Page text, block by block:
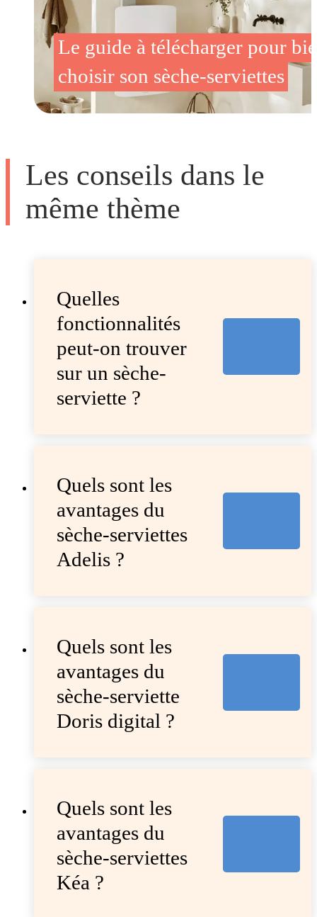
Le guide à télécharger pour
choisir son sèche-serviettes
Les conseils dans le
même thème
Quelles
fonctionnalités
peut-on trouver
sur un sèche-
serviette ?
Quels sont les
avantages du
sèche-serviettes
Adelis ?
Quels sont les
avantages du
sèche-serviette
Doris digital ?
Quels sont les
avantages du
sèche-serviettes
Kéa ?